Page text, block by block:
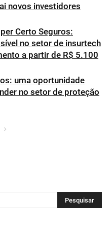
novos investidores
Certo Seguros:
no setor de insurtech
a partir de R$ 5.100
uma oportunidade
no setor de proteção